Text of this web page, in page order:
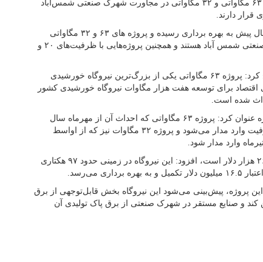
در تهران اظهار کرد: دو نیروگاه خورشیدی ۶۳ مگاواتی و ۳۲ مگاواتی در مجاورت شهرک صنعتی شمس‌آباد
قرار دارند.
وی گفت: یک پروژه ۱۰ مگاوتی حدود ۶ سال پیش به بهره برداری رسیده و پروژه های ۶۳ و ۳۲ مگاواتی
دومین و سومین پروژه در حوالی شهرک صنعتی شمس آباد هستند و همچنین پروژه‌هایی با ظرفیت‌های ۲۰ و
مجری طرح نیروگاه‌های شمس آباد تصریح کرد: پروژه ۶۳ مگاواتی یکی از بزرگ‌ترین نیروگاه خورشیدی
برای توسعه هفت هزار مگاوات نیروگاه خورشیدی کشور
شده است.
شبنورد در خصوص مدت زمان اجرای پروژه عنوان کرد: پروژه ۶۳ مگاواتی که احداث آن از مهرماه سال
۱۴۰۴ آغاز شده حدودا تا ۱۵ روز با کل ظرفیت وارد مدار می‌شود و پروژه ۳۲ مگاوات نیز که از اواسط
وی با بیان اینکه هزینه برای هر مگاوات ۲۶۵ هزار دلار است، افزود: این نیروگاه در زمینی حدود ۹۷ هکتاری
می‌رسد.
پروژه، پیش‌بینی می‌شود این نیروگاه بخش قابل‌توجهی از برق
و صنایع مستقر در شهرک صنعتی از برق پاک تولیدی آن